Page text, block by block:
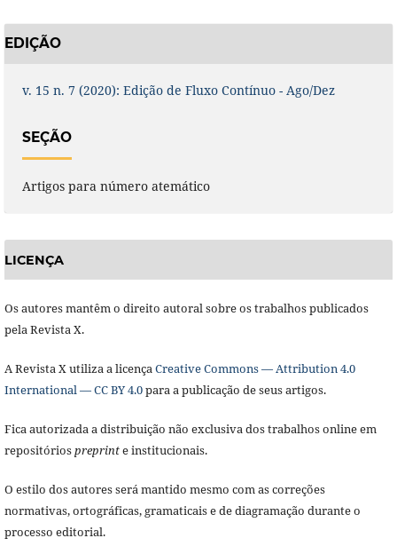
EDIÇÃO
v. 15 n. 7 (2020): Edição de Fluxo Contínuo - Ago/Dez
SEÇÃO
Artigos para número atemático
LICENÇA
Os autores mantêm o direito autoral sobre os trabalhos publicados
pela Revista X.
A Revista X utiliza a licençaCreative Commons — Attribution 4.0
International — CC BY 4.0para a publicação de seus artigos.
Fica autorizada a distribuição não exclusiva dos trabalhos online em
repositóriospreprinte institucionais.
O estilo dos autores será mantido mesmo com as correções
normativas, ortográficas, gramaticais e de diagramação durante o
processo editorial.